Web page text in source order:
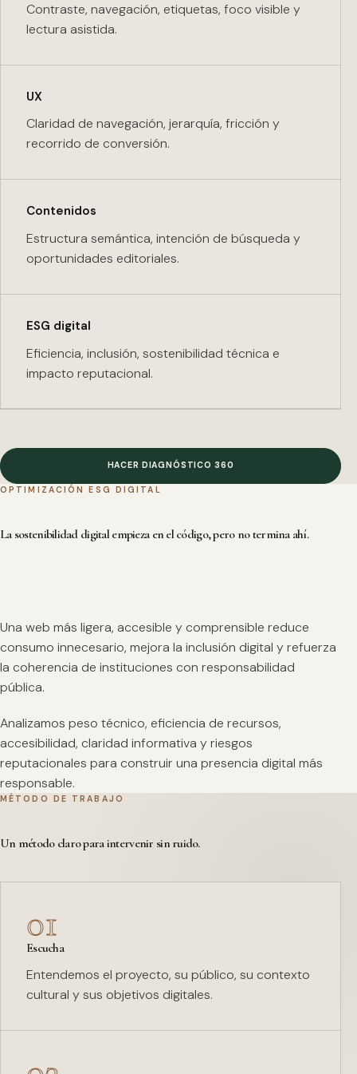
Contraste, navegación, etiquetas, foco visible y
lectura asistida.
UX
Claridad de navegación, jerarquía, fricción y
recorrido de conversión.
Contenidos
Estructura semántica, intención de búsqueda y
oportunidades editoriales.
ESG digital
Eficiencia, inclusión, sostenibilidad técnica e
impacto reputacional.
HACER DIAGNÓSTICO 360
OPTIMIZACIÓN ESG DIGITAL
La sostenibilidad digital empieza en el código, pero no termina ahí.
Una web más ligera, accesible y comprensible reduce
consumo innecesario, mejora la inclusión digital y refuerza
la coherencia de instituciones con responsabilidad
pública.
Analizamos peso técnico, eficiencia de recursos,
accesibilidad, claridad informativa y riesgos
reputacionales para construir una presencia digital más
responsable.
MÉTODO DE TRABAJO
Un método claro para intervenir sin ruido.
01
Escucha
Entendemos el proyecto, su público, su contexto
cultural y sus objetivos digitales.